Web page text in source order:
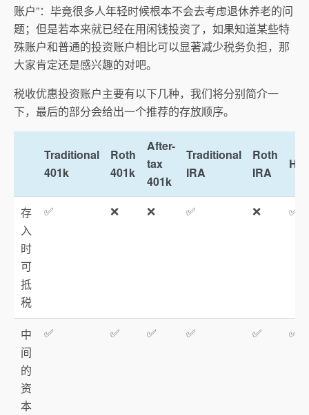
账户”：毕竟很多人年轻时候根本不会去考虑退休养老的问
题；但是若本来就已经在用闲钱投资了，如果知道某些特
殊账户和普通的投资账户相比可以显著减少税务负担，那
大家肯定还是感兴趣的对吧。
税收优惠投资账户主要有以下几种，我们将分别简介一
下，最后的部分会给出一个推荐的存放顺序。
Traditional
401k
Roth
401k
After-
tax
401k
Traditional
IRA
Roth
IRA
存
入
时
可
抵
税
✅ ❌ ❌ ✅ ❌ ✅
中
间
的
资
本
✅ ✅ ✅ ✅ ✅ ✅